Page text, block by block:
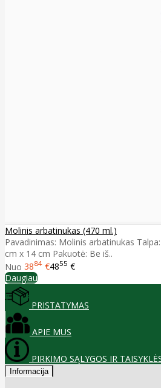
Molinis arbatinukas (470 ml.)
Pavadinimas: Molinis arbatinukas
cm x 14 cm Pakuotė: Be iš..
Nuo 3884 €4855 €
Daugiau
PRISTATYMAS
APIE MUS
PIRKIMO SĄLYGOS IR
Informacija